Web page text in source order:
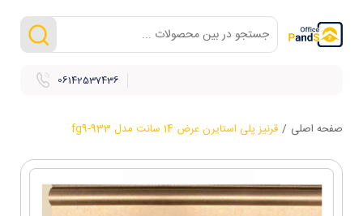
06142537436
صفحه اصلی / قرنیز پلی استایرن عرض 14 سانت مدل fg9-933